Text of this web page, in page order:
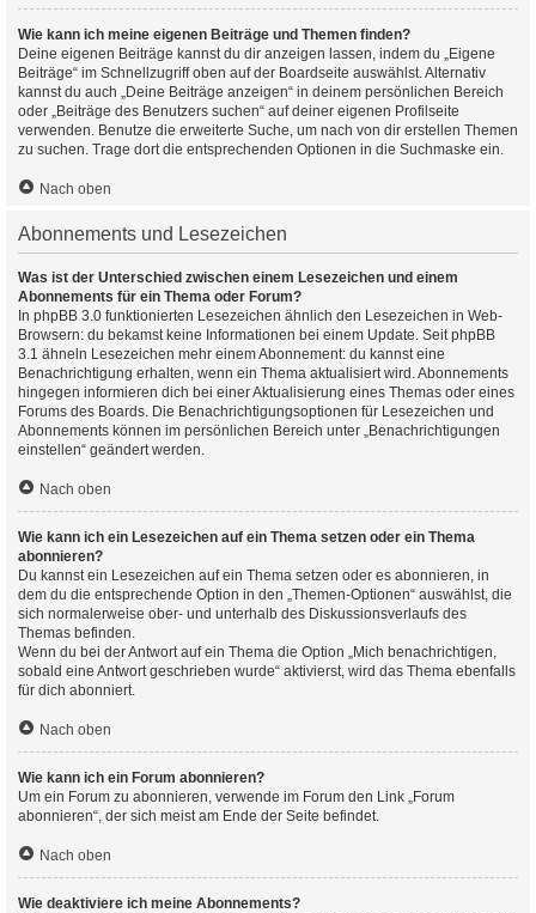
Wie kann ich meine eigenen Beiträge und Themen finden?
Deine eigenen Beiträge kannst du dir anzeigen lassen, indem du „Eigene
Beiträge“ im Schnellzugriff oben auf der Boardseite auswählst. Alternativ
kannst du auch „Deine Beiträge anzeigen“ in deinem persönlichen Bereich
oder „Beiträge des Benutzers suchen“ auf deiner eigenen Profilseite
verwenden. Benutze die erweiterte Suche, um nach von dir erstellen Themen
zu suchen. Trage dort die entsprechenden Optionen in die Suchmaske ein.
Nach oben
Abonnements und Lesezeichen
Was ist der Unterschied zwischen einem Lesezeichen und einem
Abonnements für ein Thema oder Forum?
In phpBB 3.0 funktionierten Lesezeichen ähnlich den Lesezeichen in Web-
Browsern: du bekamst keine Informationen bei einem Update. Seit phpBB
3.1 ähneln Lesezeichen mehr einem Abonnement: du kannst eine
Benachrichtigung erhalten, wenn ein Thema aktualisiert wird. Abonnements
hingegen informieren dich bei einer Aktualisierung eines Themas oder eines
Forums des Boards. Die Benachrichtigungsoptionen für Lesezeichen und
Abonnements können im persönlichen Bereich unter „Benachrichtigungen
einstellen“ geändert werden.
Nach oben
Wie kann ich ein Lesezeichen auf ein Thema setzen oder ein Thema
abonnieren?
Du kannst ein Lesezeichen auf ein Thema setzen oder es abonnieren, in
dem du die entsprechende Option in den „Themen-Optionen“ auswählst, die
sich normalerweise ober- und unterhalb des Diskussionsverlaufs des
Themas befinden.
Wenn du bei der Antwort auf ein Thema die Option „Mich benachrichtigen,
sobald eine Antwort geschrieben wurde“ aktivierst, wird das Thema ebenfalls
für dich abonniert.
Nach oben
Wie kann ich ein Forum abonnieren?
Um ein Forum zu abonnieren, verwende im Forum den Link „Forum
abonnieren“, der sich meist am Ende der Seite befindet.
Nach oben
Wie deaktiviere ich meine Abonnements?